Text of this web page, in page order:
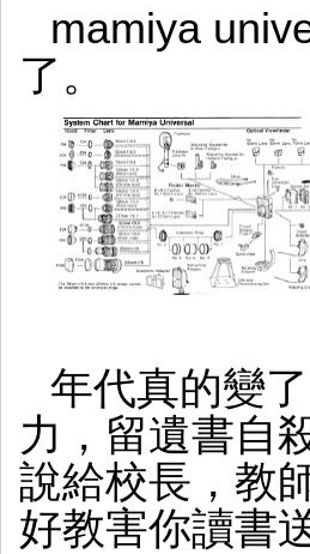
mamiya
了。
年代真的變
力，留遺書自
說給校長，教
好教害你讀書